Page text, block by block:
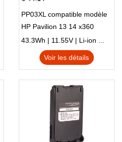
PP03XL compatible modèle
HP Pavilion 13 14 x360
L83388-AC1 L83388-421
HSTNN-LB8S M01118-421
M01144-005 13-BB 14-DV
43.3Wh | 11.55V | Li-ion ...
Voir les détails